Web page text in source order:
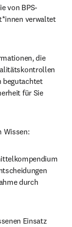
von BPS-
verwaltet
die
begutachtet
für Sie
Wissen:
durch
Einsatz